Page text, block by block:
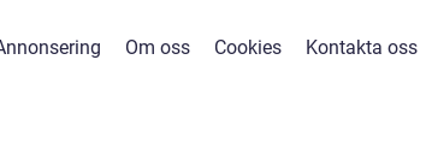
Om oss Cookies Kontakta oss